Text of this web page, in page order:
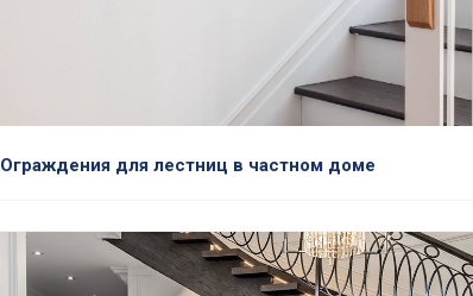
Ограждения для лестниц в частном доме